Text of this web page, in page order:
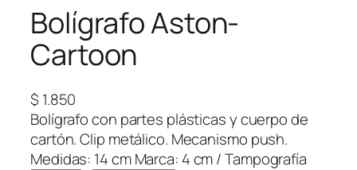
Bolígrafo Aston-
Cartoon
$ 1.850
Bolígrafo con partes plásticas y cuerpo de
cartón. Clip metálico. Mecanismo push.
Medidas: 14 cm Marca: 4 cm / Tampografía